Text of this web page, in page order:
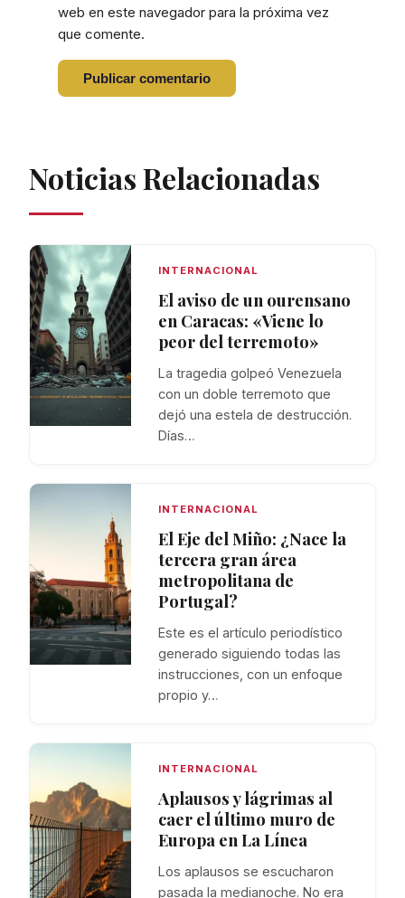
web en este navegador para la próxima vez
que comente.
Noticias Relacionadas
INTERNACIONAL
El aviso de un ourensano
en Caracas: «Viene lo
peor del terremoto»
La tragedia golpeó Venezuela
con un doble terremoto que
dejó una estela de destrucción.
Días…
INTERNACIONAL
El Eje del Miño: ¿Nace la
tercera gran área
metropolitana de
Portugal?
Este es el artículo periodístico
generado siguiendo todas las
instrucciones, con un enfoque
propio y…
INTERNACIONAL
Aplausos y lágrimas al
caer el último muro de
Europa en La Línea
Los aplausos se escucharon
pasada la medianoche. No era